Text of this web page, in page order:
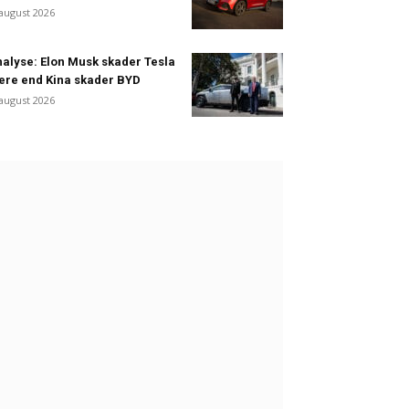
2026
Elon Musk skader Tesla
end Kina skader BYD
2026